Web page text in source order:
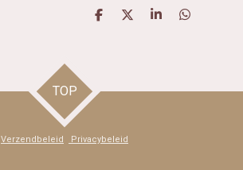
D
D
S
D
TOP
Verzendbeleid Privacybeleid